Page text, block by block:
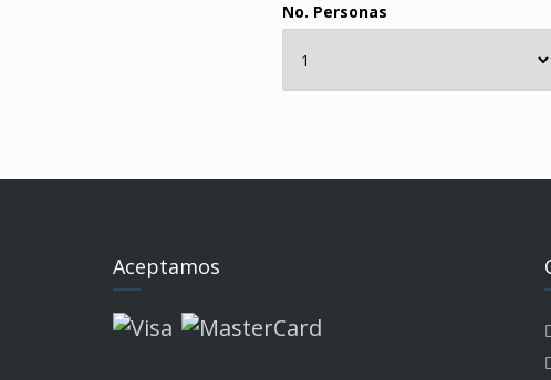
No. Personas
Aceptamos